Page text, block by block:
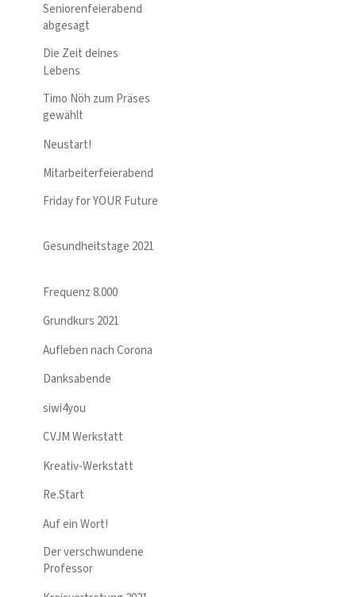
Seniorenfeierabend
abgesagt
Die Zeit deines
Lebens
Timo Nöh zum Präses
gewählt
Neustart!
Mitarbeiterfeierabend
Friday for YOUR Future
Gesundheitstage 2021
Frequenz 8.000
Grundkurs 2021
Aufleben nach Corona
Danksabende
siwi4you
CVJM Werkstatt
Kreativ-Werkstatt
Re.Start
Auf ein Wort!
Der verschwundene
Professor